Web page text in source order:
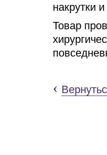
накрутки
Товар
‹